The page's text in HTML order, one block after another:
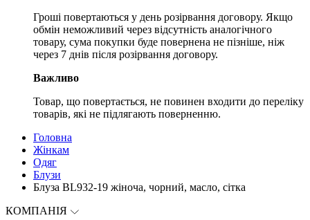
Гроші повертаються у день розірвання договору. Якщо
обмін неможливий через відсутність аналогічного
товару, сума покупки буде повернена не пізніше, ніж
через 7 днів після розірвання договору.
Важливо
Товар, що повертається, не повинен входити до переліку
товарів, які не підлягають поверненню.
Головна
Жінкам
Одяг
Блузи
Блуза BL932-19 жіноча, чорний, масло, сітка
КОМПАНІЯ